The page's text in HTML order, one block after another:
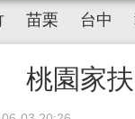
苗栗 台中
桃園家